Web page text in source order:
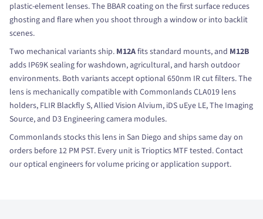
plastic-element lenses. The BBAR coating on the first surface reduces
ghosting and flare when you shoot through a window or into backlit
scenes.
Two mechanical variants ship. M12Afits standard mounts, and M12B
adds IP69K sealing for washdown, agricultural, and harsh outdoor
environments. Both variants accept optional 650nm IR cut filters. The
lens is mechanically compatible with Commonlands CLA019 lens
holders, FLIR Blackfly S, Allied Vision Alvium, iDS uEye LE, The Imaging
Source, and D3 Engineering camera modules.
Commonlands stocks this lens in San Diego and ships same day on
orders before 12 PM PST. Every unit is Trioptics MTF tested. Contact
our optical engineers for volume pricing or application support.